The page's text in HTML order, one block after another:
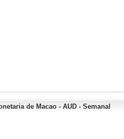
de Macao - AUD - Semanal